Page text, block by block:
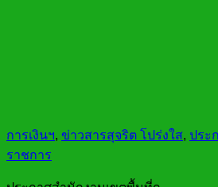
การเงินฯ, ข่าวสารสุจริต โปร่งใส, ประ
ราชการ